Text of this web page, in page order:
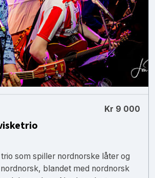
Kr 9 000
som spiller nordnorske låter og
blandet med nordnorsk